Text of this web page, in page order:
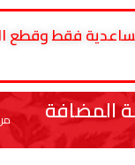
فقط
المضافة